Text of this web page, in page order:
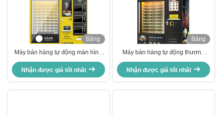
Băng
hình
Máy bán hàng tự động màn hình
lớn 49" với thức ăn nóng Lò vi
sóng kép 4000W
Nhận được giá tốt nhất
Băng
Máy bán hàng tự động thương
mại có đầu đọc thẻ Hệ thống sưởi
bằng lò vi sóng
Nhận được giá tốt nhất